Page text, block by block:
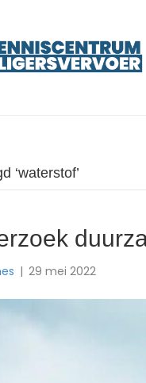
‘waterstof’
| 29 mei 2022